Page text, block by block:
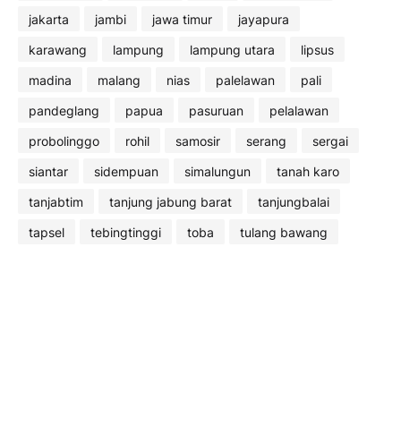
jakarta
jambi jawa timur
jayapura
karawang
lampung lampung utara
lipsus
madina
malang nias palelawan
pali
pandeglang
papua pasuruan
pelalawan
probolinggo
rohil samosir serang
sergai
siantar
sidempuan simalungun
tanah karo
tanjabtim
tanjung jabung barat
tanjungbalai
tapsel
tebingtinggi toba tulang bawang